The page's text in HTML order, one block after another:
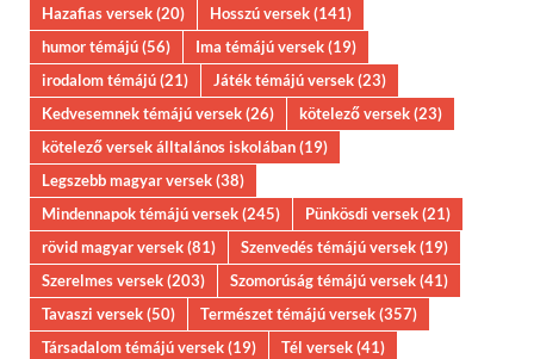
Hazafias versek(20) Hosszú versek(141)
humor témájú(56) Ima témájú versek(19)
irodalom témájú(21) Játék témájú versek(23)
Kedvesemnek témájú versek(26) kötelező versek(23)
kötelező versek álltalános iskolában(19)
Legszebb magyar versek(38)
Mindennapok témájú versek(245) Pünkösdi versek(21)
rövid magyar versek(81) Szenvedés témájú versek(19)
Szerelmes versek(203) Szomorúság témájú versek(41)
Tavaszi versek(50) Természet témájú versek(357)
Társadalom témájú versek(19) Tél versek(41)